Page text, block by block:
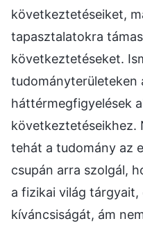
következtetéseiket,
tapasztalatokra
következtetéseket.
tudományterületeken
háttérmegfigyelések
következtetéseikhez.
tehát a tudomány az
csupán arra szolgál,
a fizikai világ tárgyait,
kíváncsiságát, ám